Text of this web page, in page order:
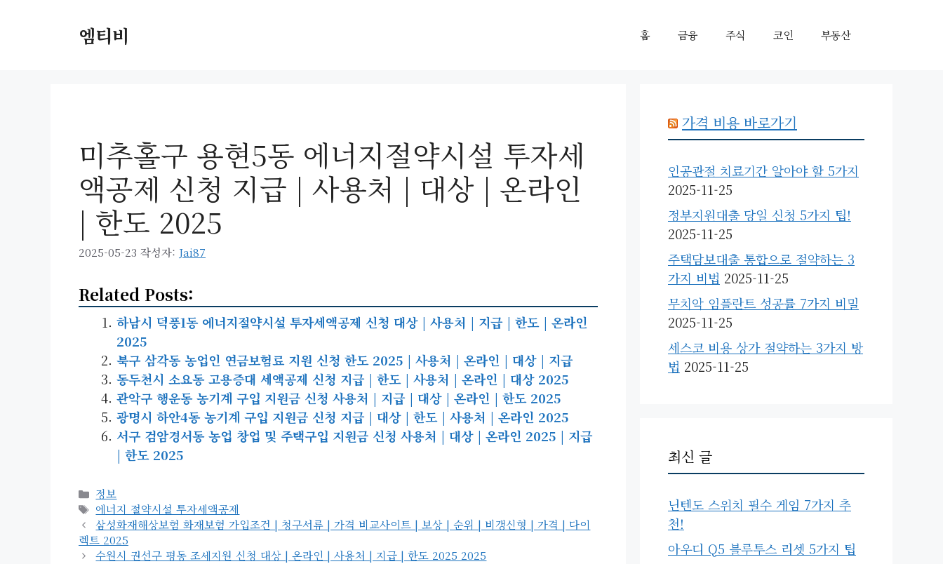
엠티비 홈 금융 주식 코인 부동산
미추홀구 용현5동 에너지절약시설 투자세
액공제 신청 지급 | 사용처 | 대상 | 온라인
| 한도 2025
2025-05-23 작성자: Jai87
Related Posts:
하남시 덕풍1동 에너지절약시설 투자세액공제 신청 대상 | 사용처 | 지급 | 한도 | 온라인
2025
북구 삼각동 농업인 연금보험료 지원 신청 한도 2025 | 사용처 | 온라인 | 대상 | 지급
동두천시 소요동 고용증대 세액공제 신청 지급 | 한도 | 사용처 | 온라인 | 대상 2025
관악구 행운동 농기계 구입 지원금 신청 사용처 | 지급 | 대상 | 온라인 | 한도 2025
광명시 하안4동 농기계 구입 지원금 신청 지급 | 대상 | 한도 | 사용처 | 온라인 2025
서구 검암경서동 농업 창업 및 주택구입 지원금 신청 사용처 | 대상 | 온라인 2025 | 지급
| 한도 2025
카
테
고
리
정보
태
그
에너지 절약시설 투자세액공제
삼성화재해상보험 화재보험 가입조건 | 청구서류 | 가격 비교사이트 | 보상 | 순위 | 비갱신형 | 가격 | 다이
렉트 2025
수원시 권선구 평동 조세지원 신청 대상 | 온라인 | 사용처 | 지급 | 한도 2025 2025
가격 비용 바로가기
인공관절 치료기간 알아야 할 5가지
2025-11-25
정부지원대출 당일 신청 5가지 팁!
2025-11-25
주택담보대출 통합으로 절약하는 3
가지 비법 2025-11-25
무치악 임플란트 성공률 7가지 비밀
2025-11-25
세스코 비용 상가 절약하는 3가지 방
법 2025-11-25
최신 글
닌텐도 스위치 필수 게임 7가지 추
천!
아우디 Q5 블루투스 리셋 5가지 팁